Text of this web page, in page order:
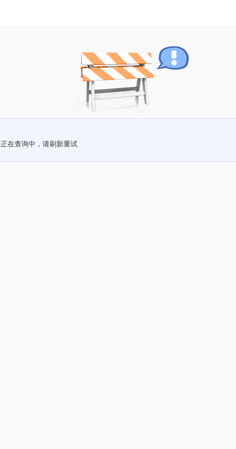
正在查询中，请刷新重试